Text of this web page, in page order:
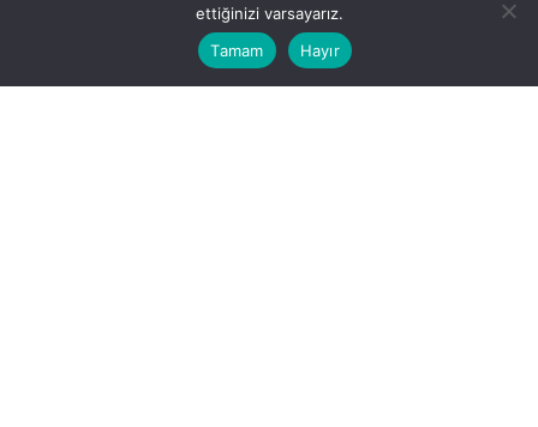
İLETİŞİM
ettiğinizi varsayarız.
Tamam
Hayır